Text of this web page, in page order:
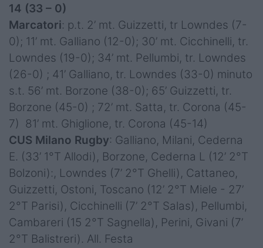
14 (33 – 0)
Marcatori: p.t. 2’ mt. Guizzetti, tr Lowndes (7-
0); 11’ mt. Galliano (12-0); 30’ mt. Cicchinelli, tr.
Lowndes (19-0); 34’ mt. Pellumbi, tr. Lowndes
(26-0) ; 41’ Galliano, tr. Lowndes (33-0) minuto
s.t. 56’ mt. Borzone (38-0); 65’ Guizzetti, tr.
Borzone (45-0) ; 72’ mt. Satta, tr. Corona (45-
7) 81’ mt. Ghiglione, tr. Corona (45-14)
CUS Milano Rugby: Galliano, Milani, Cederna
E. (33’ 1°T Allodi), Borzone, Cederna L (12’ 2°T
Bolzoni):, Lowndes (7’ 2°T Ghelli), Cattaneo,
Guizzetti, Ostoni, Toscano (12’ 2°T Miele - 27’
2°T Parisi), Cicchinelli (7’ 2°T Salas), Pellumbi,
Cambareri (15 2°T Sagnella), Perini, Givani (7’
2°T Balistreri). All. Festa